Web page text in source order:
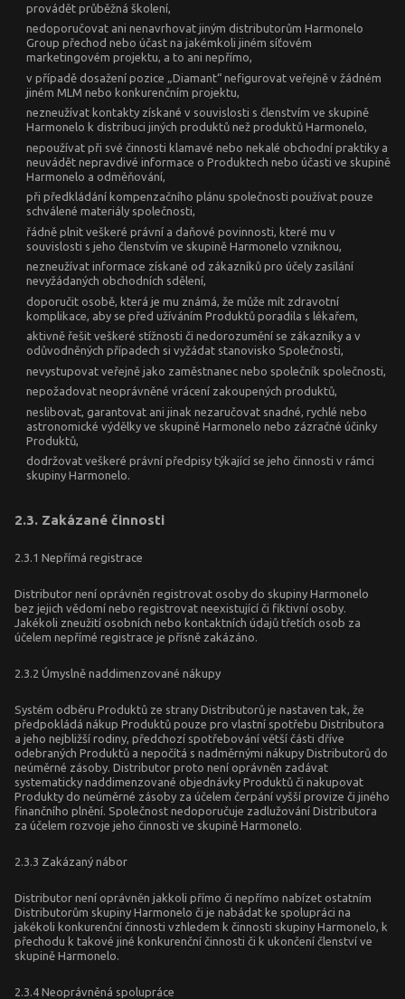
provádět průběžná školení,
nedoporučovat ani nenavrhovat jiným distributorům Harmonelo
Group přechod nebo účast na jakémkoli jiném síťovém
marketingovém projektu, a to ani nepřímo,
v případě dosažení pozice „Diamant“ nefigurovat veřejně v žádném
jiném MLM nebo konkurenčním projektu,
nezneužívat kontakty získané v souvislosti s členstvím ve skupině
Harmonelo k distribuci jiných produktů než produktů Harmonelo,
nepoužívat při své činnosti klamavé nebo nekalé obchodní praktiky a
neuvádět nepravdivé informace o Produktech nebo účasti ve skupině
Harmonelo a odměňování,
při předkládání kompenzačního plánu společnosti používat pouze
schválené materiály společnosti,
řádně plnit veškeré právní a daňové povinnosti, které mu v
souvislosti s jeho členstvím ve skupině Harmonelo vzniknou,
nezneužívat informace získané od zákazníků pro účely zasílání
nevyžádaných obchodních sdělení,
doporučit osobě, která je mu známá, že může mít zdravotní
komplikace, aby se před užíváním Produktů poradila s lékařem,
aktivně řešit veškeré stížnosti či nedorozumění se zákazníky a v
odůvodněných případech si vyžádat stanovisko Společnosti,
nevystupovat veřejně jako zaměstnanec nebo společník společnosti,
nepožadovat neoprávněné vrácení zakoupených produktů,
neslibovat, garantovat ani jinak nezaručovat snadné, rychlé nebo
astronomické výdělky ve skupině Harmonelo nebo zázračné účinky
Produktů,
dodržovat veškeré právní předpisy týkající se jeho činnosti v rámci
skupiny Harmonelo.
2.3. Zakázané činnosti
2.3.1 Nepřímá registrace
Distributor není oprávněn registrovat osoby do skupiny Harmonelo
bez jejich vědomí nebo registrovat neexistující či fiktivní osoby.
Jakékoli zneužití osobních nebo kontaktních údajů třetích osob za
účelem nepřímé registrace je přísně zakázáno.
2.3.2 Úmyslně naddimenzované nákupy
Systém odběru Produktů ze strany Distributorů je nastaven tak, že
předpokládá nákup Produktů pouze pro vlastní spotřebu Distributora
a jeho nejbližší rodiny, předchozí spotřebování větší části dříve
odebraných Produktů a nepočítá s nadměrnými nákupy Distributorů do
neúměrné zásoby. Distributor proto není oprávněn zadávat
systematicky naddimenzované objednávky Produktů či nakupovat
Produkty do neúměrné zásoby za účelem čerpání vyšší provize či jiného
finančního plnění. Společnost nedoporučuje zadlužování Distributora
za účelem rozvoje jeho činnosti ve skupině Harmonelo.
2.3.3 Zakázaný nábor
Distributor není oprávněn jakkoli přímo či nepřímo nabízet ostatním
Distributorům skupiny Harmonelo či je nabádat ke spolupráci na
jakékoli konkurenční činnosti vzhledem k činnosti skupiny Harmonelo, k
přechodu k takové jiné konkurenční činnosti či k ukončení členství ve
skupině Harmonelo.
2.3.4 Neoprávněná spolupráce